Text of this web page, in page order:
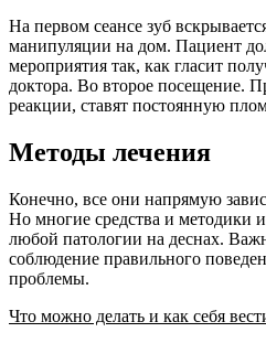
На первом сеансе зуб
манипуляции на дом. Пациент
мероприятия так, как гласит
доктора. Во второе посещение.
реакции, ставят постоянную
Методы лечения
Конечно, все они напрямую
Но многие средства и методики
любой патологии на деснах.
соблюдение правильного
проблемы.
Что можно делать и как себя